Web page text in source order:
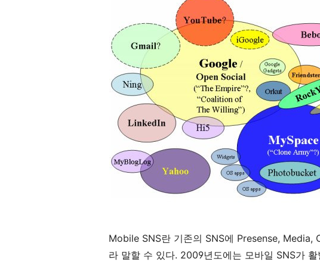
Mobile SNS란 기존의 SNS에 Presense, Media,
라 말할 수 있다. 2009년도에는 모바일 SNS가